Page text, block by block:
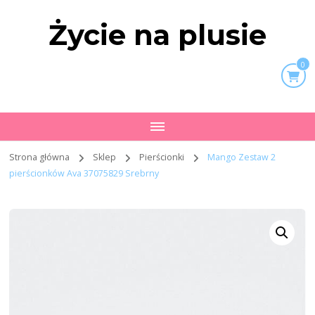
Życie na plusie
0
Strona główna Sklep Pierścionki
Mango Zestaw 2
pierścionków Ava 37075829 Srebrny